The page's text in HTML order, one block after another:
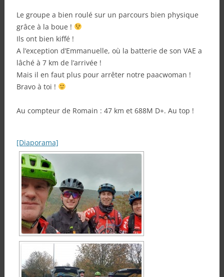
Le groupe a bien roulé sur un parcours bien physique
grâce à la boue !
Ils ont bien kiffé !
A l’exception d’Emmanuelle, où la batterie de son VAE a
lâché à 7 km de l’arrivée !
Mais il en faut plus pour arrêter notre paacwoman !
Bravo à toi !
Au compteur de Romain : 47 km et 688M D+. Au top !
[Diaporama]